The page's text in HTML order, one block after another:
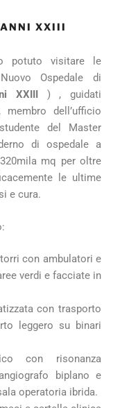
XXIII
potuto visitare le
Ospedale di
XXIII) , guidati
membro dell’ufficio
del Master
di ospedale a
mq per oltre
le ultime
e cura.
con ambulatori e
verdi e facciate in
con trasporto
leggero su binari
con risonanza
biplano e
operatoria ibrida.